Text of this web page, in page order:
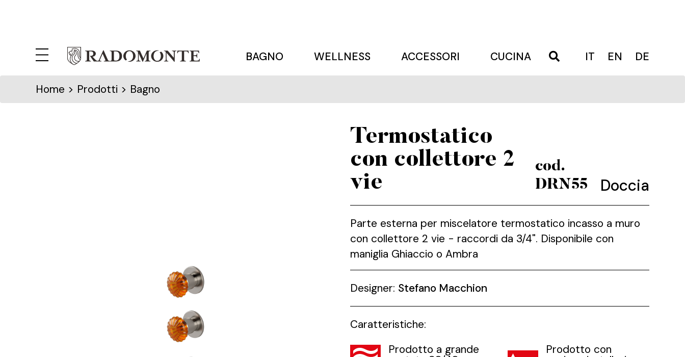
BAGNO WELLNESS ACCESSORI CUCINA IT EN DE
Home > Prodotti > Bagno
Termostatico
con collettore 2
vie
cod.
DRN55
Doccia
Parte esterna per miscelatore termostatico incasso a muro
con collettore 2 vie - raccordi da 3/4". Disponibile con
maniglia Ghiaccio o Ambra
Designer: Stefano Macchion
Caratteristiche:
Prodotto a grande
Prodotto con